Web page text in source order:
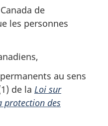
de
les personnes
au sens
de la Loi sur
protection des